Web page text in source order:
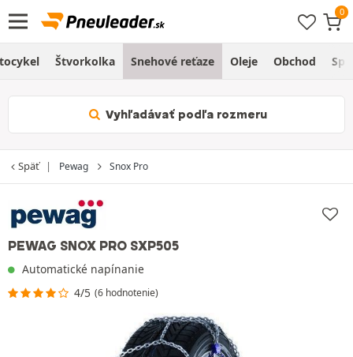
Štvorkolka Snehové reťaze Oleje Obchod
Vyhľadávať podľa rozmeru
Späť Pewag Snox Pro
PEWAG SNOX PRO SXP505
Automatické napínanie
4/5 (6 hodnotenie)